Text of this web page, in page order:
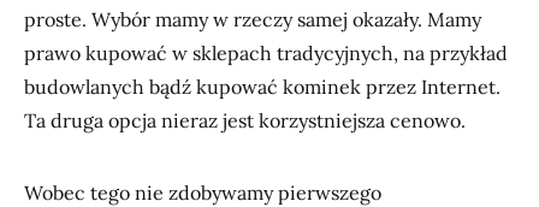
proste. Wybór mamy w rzeczy samej okazały. Mamy
prawo kupować w sklepach tradycyjnych, na przykład
budowlanych bądź kupować kominek przez Internet.
Ta druga opcja nieraz jest korzystniejsza cenowo.
Wobec tego nie zdobywamy pierwszego